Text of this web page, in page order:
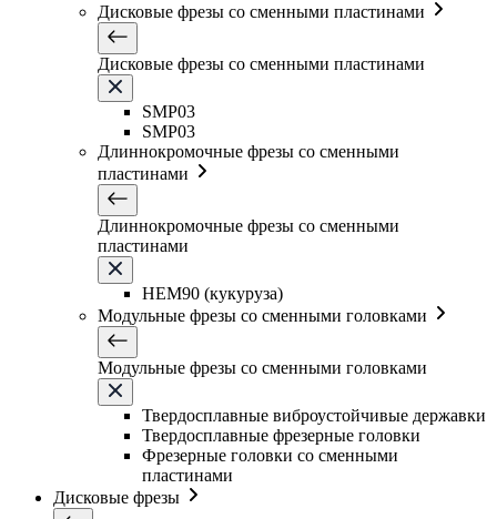
Дисковые фрезы со сменными пластинами
Дисковые фрезы со сменными пластинами
SMP03
SMP03
Длиннокромочные фрезы со сменными
пластинами
Длиннокромочные фрезы со сменными
пластинами
HEM90 (кукуруза)
Модульные фрезы со сменными головками
Модульные фрезы со сменными головками
Твердосплавные виброустойчивые державки
Твердосплавные фрезерные головки
Фрезерные головки со сменными
пластинами
Дисковые фрезы